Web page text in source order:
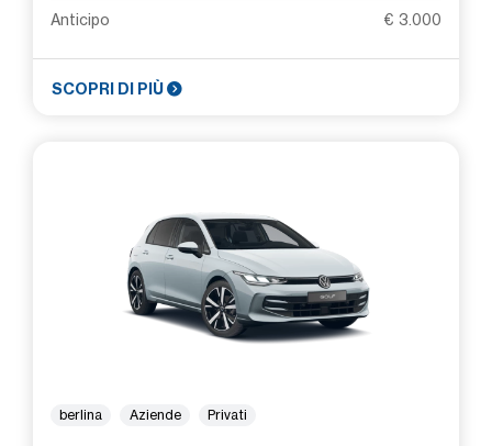
Anticipo € 3.000
SCOPRI DI PIÙ
berlina Aziende Privati